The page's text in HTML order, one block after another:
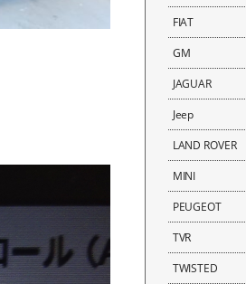
FIAT
GM
JAGUAR
Jeep
LAND ROVER
MINI
PEUGEOT
TVR
TWISTED